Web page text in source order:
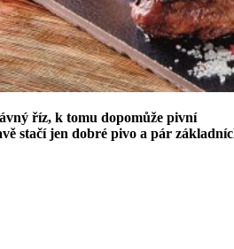
říz, k tomu dopomůže pivní
stačí jen dobré pivo a pár